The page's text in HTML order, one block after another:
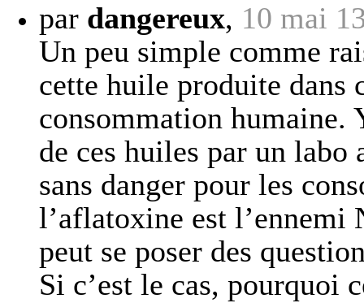
par dangereux, 10 mai
Un peu simple comme
cette huile produite dans
consommation humaine.
de ces huiles par un labo
sans danger pour les
l’aflatoxine est l’ennemi
peut se poser des
Si c’est le cas, pourquoi